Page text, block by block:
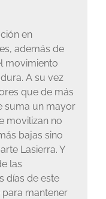
en
además de
movimiento
A su vez
que de más
suma un mayor
movilizan no
bajas sino
Lasierra. Y
las
días de este
mantener